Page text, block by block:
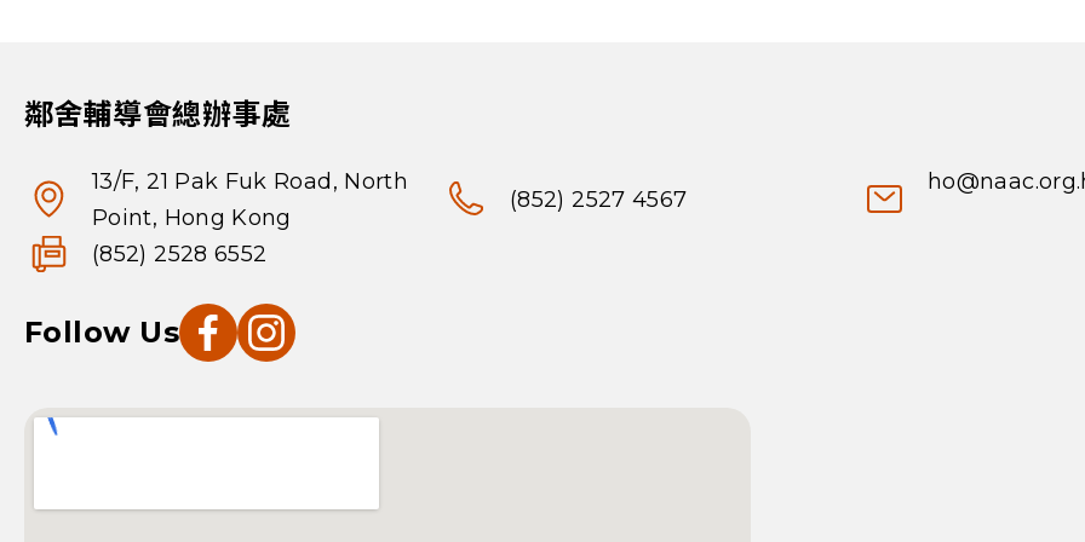
鄰舍輔導會總辦事處
13/F, 21 Pak Fuk Road, North
Point, Hong Kong
(852) 2527 4567
(852) 2528 6552
Follow Us